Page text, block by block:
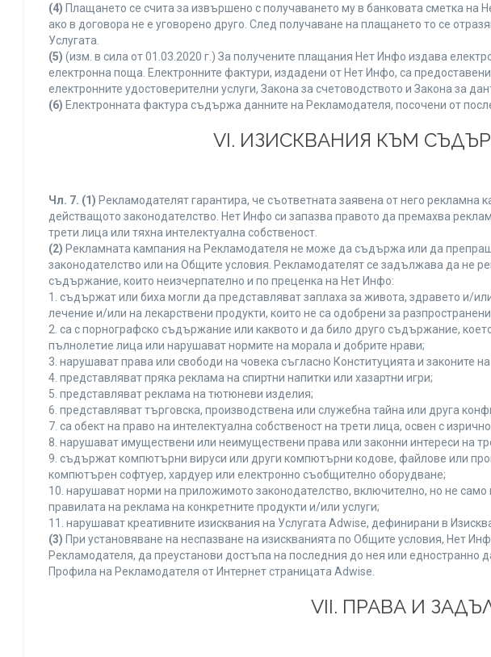
(4) Плащането се счита за извършено с получаването му в банковата сметка
ако в договора не е уговорено друго. След получаване на плащането то се
Услугата.
(5) (изм. в сила от 01.03.2020 г.) За получените плащания Нет Инфо издава
електронна поща. Електронните фактури, издадени от Нет Инфо, са
електронните удостоверителни услуги, Закона за счетоводството и Закона за
(6) Електронната фактура съдържа данните на Рекламодателя, посочени от
VI. ИЗИСКВАНИЯ КЪМ
Чл. 7. (1) Рекламодателят гарантира, че съответната заявена от него рекламна
действащото законодателство. Нет Инфо си запазва правото да премахва
трети лица или тяхна интелектуална собственост.
(2) Рекламната кампания на Рекламодателя не може да съдържа или да
законодателство или на Общите условия. Рекламодателят се задължава да не
съдържание, които неизчерпателно и по преценка на Нет Инфо:
1. съдържат или биха могли да представляват заплаха за живота, здравето и/
лечение и/или на лекарствени продукти, които не са одобрени за
2. са с порнографско съдържание или каквото и да било друго съдържание,
пълнолетие лица или нарушават нормите на морала и добрите нрави;
3. нарушават права или свободи на човека съгласно Конституцията и законите
4. представляват пряка реклама на спиртни напитки или хазартни игри;
5. представляват реклама на тютюневи изделия;
6. представляват търговска, производствена или служебна тайна или друга
7. са обект на право на интелектуална собственост на трети лица, освен с
8. нарушават имуществени или неимуществени права или законни интереси на
9. съдържат компютърни вируси или други компютърни кодове, файлове или
компютърен софтуер, хардуер или електронно съобщително оборудване;
10. нарушават норми на приложимото законодателство, включително, но не
правилата на реклама на конкретните продукти и/или услуги;
11. нарушават креативните изисквания на Услугата Adwise, дефинирани в
(3) При установяване на неспазване на изискванията по Общите условия, Нет
Рекламодателя, да преустанови достъпа на последния до нея или едностранно
Профила на Рекламодателя от Интернет страницата Adwise.
VII. ПРАВА И